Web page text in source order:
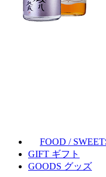
FOOD /
GIFT ギフト
GOODS グッズ